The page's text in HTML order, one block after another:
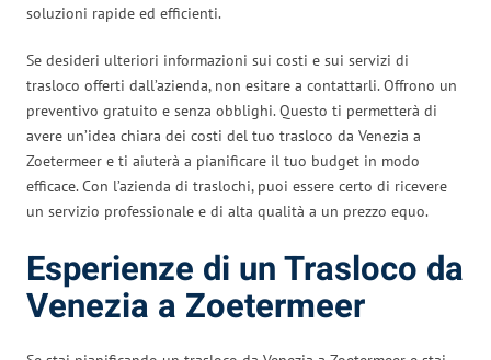
soluzioni rapide ed efficienti.
Se desideri ulteriori informazioni sui costi e sui servizi di
trasloco offerti dall’azienda, non esitare a contattarli. Offrono un
preventivo gratuito e senza obblighi. Questo ti permetterà di
avere un’idea chiara dei costi del tuo trasloco da Venezia a
Zoetermeer e ti aiuterà a pianificare il tuo budget in modo
efficace. Con l’azienda di traslochi, puoi essere certo di ricevere
un servizio professionale e di alta qualità a un prezzo equo.
Esperienze di un Trasloco da
Venezia a Zoetermeer